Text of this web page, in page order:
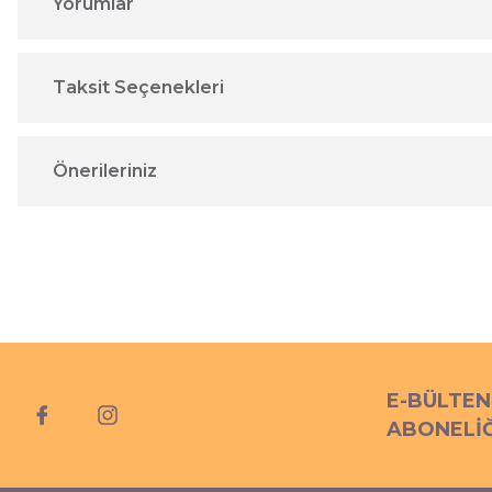
Taksit Seçenekleri
Önerileriniz
E-BÜLTEN